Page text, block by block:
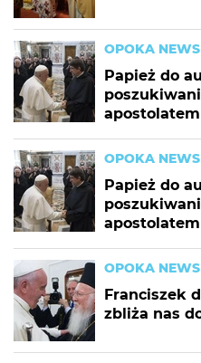
OPOKA NEWS
Papież do
apostolatem
OPOKA NEWS
Papież do
apostolatem
OPOKA NEWS
Franciszek
zbliża nas